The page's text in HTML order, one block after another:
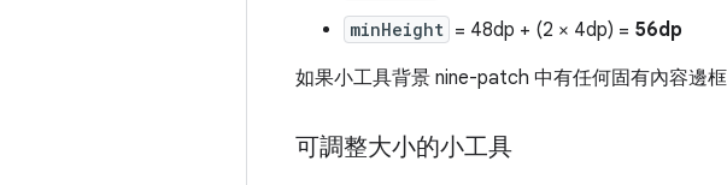
minHeight = 48dp + (2 × 4dp) = 56dp
如果小工具背景 nine-patch 中有任何固有內容邊
可調整大小的小工具